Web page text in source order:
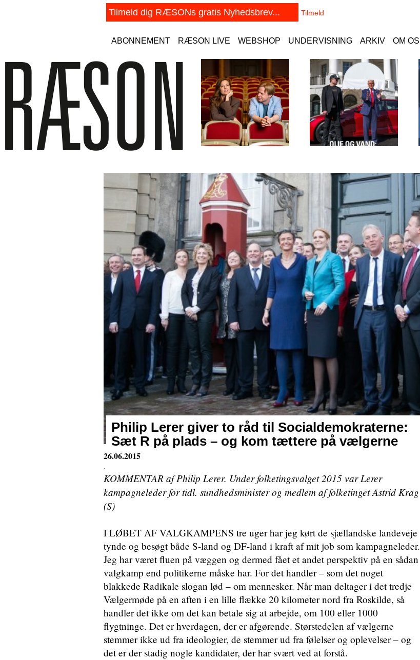
ABONNEMENT RÆSON LIVE WEBSHOP UNDERVISNING ARKIV OM OS
Philip Lerer giver to råd til Socialdemokraterne:
Sæt R på plads – og kom tættere på vælgerne
26.06.2015
.
KOMMENTAR af Philip Lerer. Under folketingsvalget 2015 var Lerer
kampagneleder for tidl. sundhedsminister og medlem af folketinget Astrid Krag
(S)
I LØBET AF VALGKAMPENS tre uger har jeg kørt de sjællandske landeveje
tynde og besøgt både S-land og DF-land i kraft af mit job som kampagneleder.
Jeg har været fluen på væggen og dermed fået et andet perspektiv på en sådan
valgkamp end politikerne måske har. For det handler – som det noget
blakkede Radikale slogan lød – om mennesker. Når man deltager i det tredje
Vælgermøde på en aften i en lille flække 20 kilometer nord fra Roskilde, så
handler det ikke om det kan betale sig at arbejde, om 100 eller 1000
flygtninge. Det er hverdagen, der er afgørende. Størstedelen af vælgerne
stemmer ikke ud fra ideologier, de stemmer ud fra følelser og oplevelser – og
det er der stadig nogle kandidater, der har svært ved at forstå.